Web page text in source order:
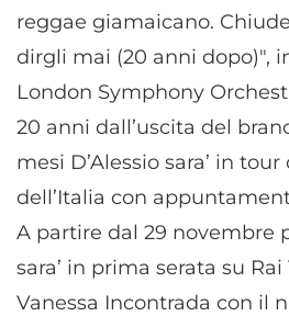
reggae giamaicano.
dirgli mai (20 anni dopo)",
London Symphony
20 anni dall’uscita del
mesi D’Alessio sara’ in
dell’Italia con
A partire dal 29 novembre
sara’ in prima serata su Rai
Vanessa Incontrada con il